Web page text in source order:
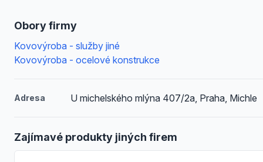
Obory firmy
Kovovýroba - služby jiné
Kovovýroba - ocelové konstrukce
Adresa U michelského mlýna 407/2a, Praha, Michle
Zajímavé produkty jiných firem